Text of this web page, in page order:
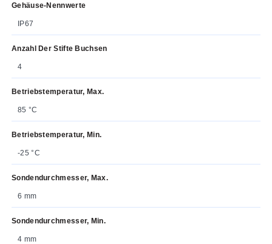
Gehäuse-Nennwerte
IP67
Anzahl Der Stifte Buchsen
4
Betriebstemperatur, Max.
85 °C
Betriebstemperatur, Min.
-25 °C
Sondendurchmesser, Max.
6 mm
Sondendurchmesser, Min.
4 mm